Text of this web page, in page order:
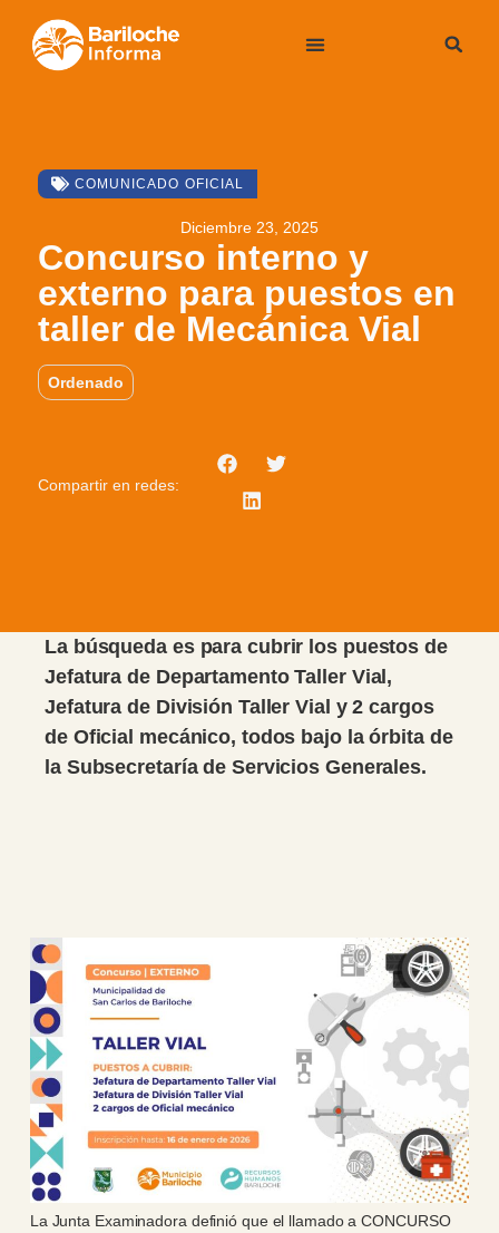
COMUNICADO OFICIAL
Diciembre 23, 2025
Concurso interno y
externo para puestos en
taller de Mecánica Vial
Ordenado
Compartir en redes:
La búsqueda es para cubrir los puestos de
Jefatura de Departamento Taller Vial,
Jefatura de División Taller Vial y 2 cargos
de Oficial mecánico, todos bajo la órbita de
la Subsecretaría de Servicios Generales.
La Junta Examinadora definió que el llamado a CONCURSO